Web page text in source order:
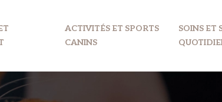
ACTIVITÉS ET SPORTS
CANINS
SOINS ET